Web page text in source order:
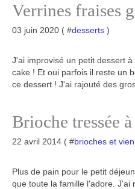
Verrines fraises
03 juin 2020 ( #desserts )
J'ai improvisé un petit dessert
cake ! Et oui parfois il reste un
ce dessert ! J'ai rajouté des
Brioche tressée
22 avril 2014 ( #brioches et
Plus de pain pour le petit
que toute la famille l'adore. J'ai